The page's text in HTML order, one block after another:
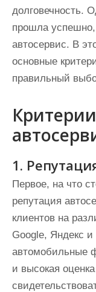
долговечность.
прошла
автосервис. В
основные
правильный
1.
Первое, на что
репутация
клиентов на
Google, Яндекс
автомобильные
и высокая